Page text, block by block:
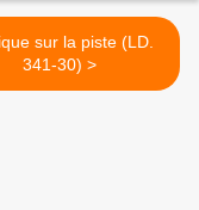
sur la piste (LD.
341-30) >